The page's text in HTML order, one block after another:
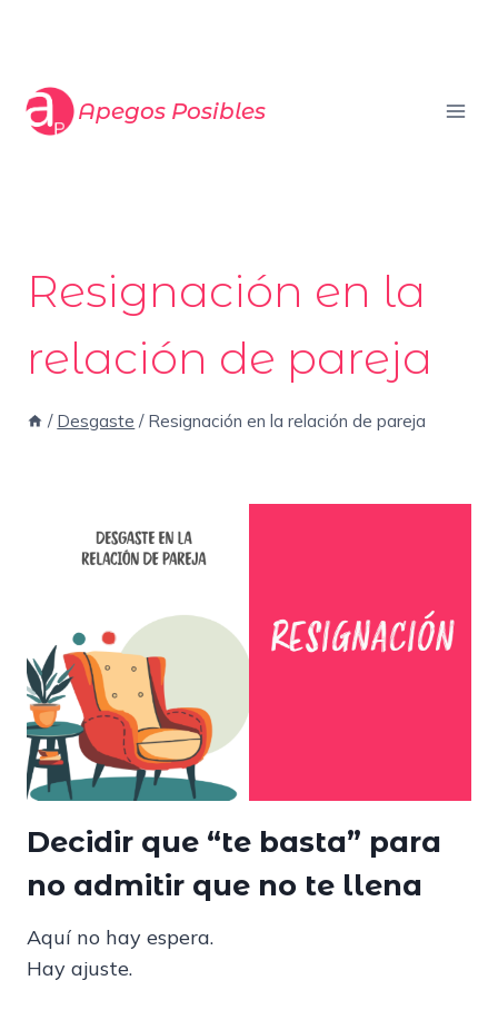
Apegos Posibles
Resignación en la
relación de pareja
/ Desgaste / Resignación en la relación de pareja
Decidir que “te basta” para
no admitir que no te llena
Aquí no hay espera.
Hay ajuste.